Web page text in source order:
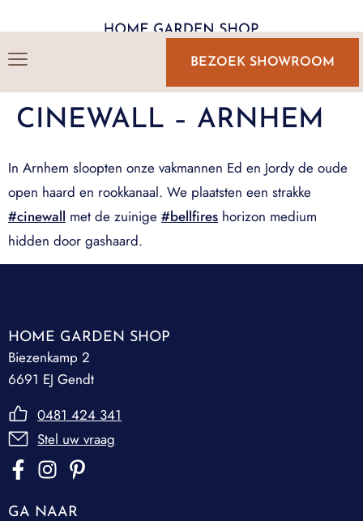
BEZOEK SHOWROOM
CINEWALL – ARNHEM
In Arnhem sloopten onze vakmannen Ed en Jordy de oude
open haard en rookkanaal. We plaatsten een strakke
#cinewall met de zuinige #bellfires horizon medium
hidden door gashaard.
HOME GARDEN SHOP
Biezenkamp 2
6691 EJ Gendt
0481 424 341
Stel uw vraag
GA NAAR